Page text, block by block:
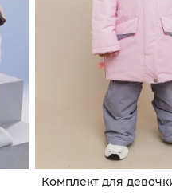
Комплект для